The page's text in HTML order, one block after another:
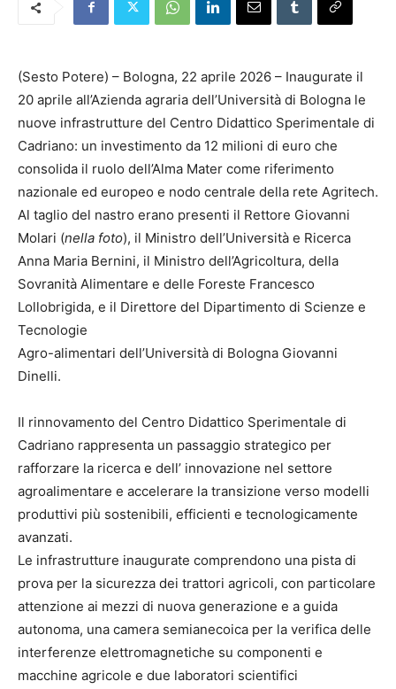
(Sesto Potere) – Bologna, 22 aprile 2026 – Inaugurate il
20 aprile all’Azienda agraria dell’Università di Bologna le
nuove infrastrutture del Centro Didattico Sperimentale di
Cadriano: un investimento da 12 milioni di euro che
consolida il ruolo dell’Alma Mater come riferimento
nazionale ed europeo e nodo centrale della rete Agritech.
Al taglio del nastro erano presenti il Rettore Giovanni
Molari (nella foto), il Ministro dell’Università e Ricerca
Anna Maria Bernini, il Ministro dell’Agricoltura, della
Sovranità Alimentare e delle Foreste Francesco
Lollobrigida, e il Direttore del Dipartimento di Scienze e
Tecnologie
Agro-alimentari dell’Università di Bologna Giovanni
Dinelli.
Il rinnovamento del Centro Didattico Sperimentale di
Cadriano rappresenta un passaggio strategico per
rafforzare la ricerca e dell’ innovazione nel settore
agroalimentare e accelerare la transizione verso modelli
produttivi più sostenibili, efficienti e tecnologicamente
avanzati.
Le infrastrutture inaugurate comprendono una pista di
prova per la sicurezza dei trattori agricoli, con particolare
attenzione ai mezzi di nuova generazione e a guida
autonoma, una camera semianecoica per la verifica delle
interferenze elettromagnetiche su componenti e
macchine agricole e due laboratori scientifici